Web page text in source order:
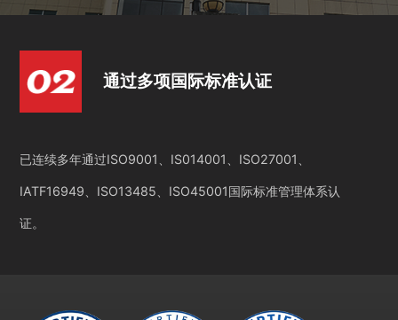
通过多项国际标准认证
已连续多年通过ISO9001、IS014001、ISO27001、
IATF16949、ISO13485、ISO45001国际标准管理体系认
证。